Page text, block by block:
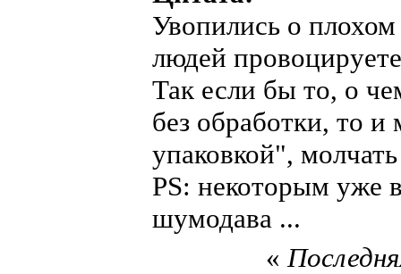
Увопились о
людей
Так если бы то, о
без обработки, то и
упаковкой",
PS: некоторым уже
шумодава ...
«